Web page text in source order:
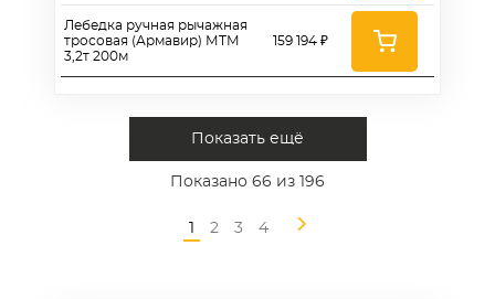
Лебедка ручная рычажная
тросовая (Армавир) МТМ
3,2т 200м
159 194 ₽
Показать ещё
Показано 66 из 196
2 3 4